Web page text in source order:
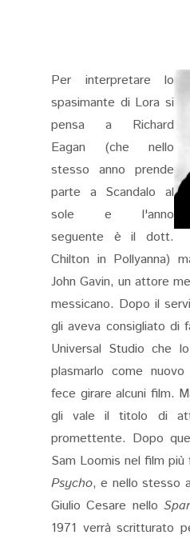
Per interpretare lo
spasimante di Lora si
pensa a Richard
Eagan (che nello
stesso anno prende
parte a Scandalo al
sole e l'anno
seguente è il dott.
Chilton in Pollyanna)
John Gavin, un attore
messicano. Dopo il
gli aveva consigliato di
Universal Studio che
plasmarlo come
fece girare alcuni film.
gli vale il titolo di
promettente. Dopo
Sam Loomis nel film
Psycho, e nello stesso
Giulio Cesare nello
1971 verrà scritturato